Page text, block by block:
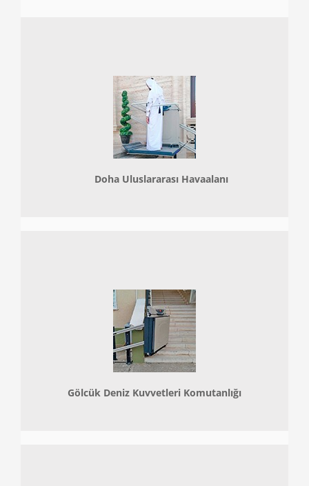
Doha Uluslararası Havaalanı
Gölcük Deniz Kuvvetleri Komutanlığı